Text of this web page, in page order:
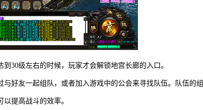
30级左右的时候，玩家才会解锁地宫长廊的入口。
好友一起组队，或者加入游戏中的公会来寻找队伍。队伍的组
提高战斗的效率。